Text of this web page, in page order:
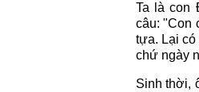
Ta là con
câu: "Con
tựa. Lại có
chứ ngày
Sinh thời,